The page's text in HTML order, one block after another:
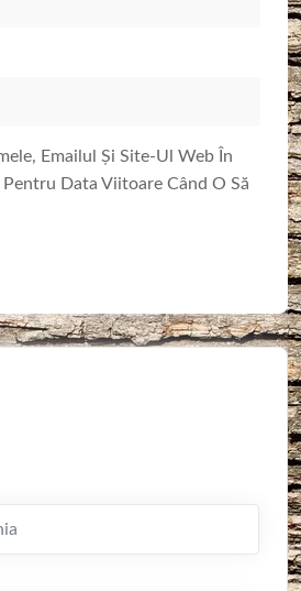
Emailul Și Site-Ul Web În
Data Viitoare Când O Să